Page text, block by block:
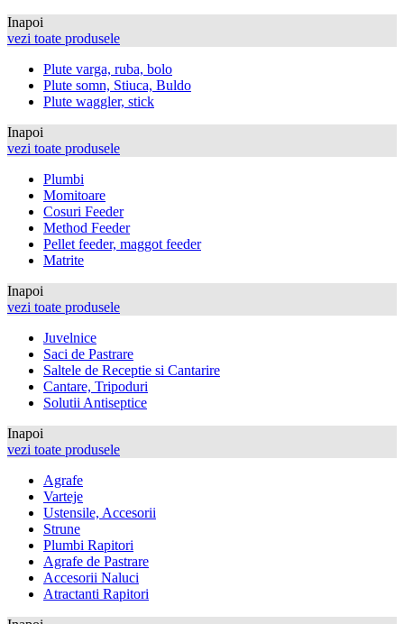
Inapoi
vezi toate produsele
Plute varga, ruba, bolo
Plute somn, Stiuca, Buldo
Plute waggler, stick
Inapoi
vezi toate produsele
Plumbi
Momitoare
Cosuri Feeder
Method Feeder
Pellet feeder, maggot feeder
Matrite
Inapoi
vezi toate produsele
Juvelnice
Saci de Pastrare
Saltele de Receptie si Cantarire
Cantare, Tripoduri
Solutii Antiseptice
Inapoi
vezi toate produsele
Agrafe
Varteje
Ustensile, Accesorii
Strune
Plumbi Rapitori
Agrafe de Pastrare
Accesorii Naluci
Atractanti Rapitori